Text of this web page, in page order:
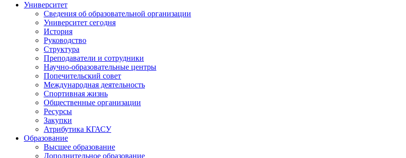
Университет
Сведения об образовательной организации
Университет сегодня
История
Руководство
Структура
Преподаватели и сотрудники
Научно-образовательные центры
Попечительский совет
Международная деятельность
Спортивная жизнь
Общественные организации
Ресурсы
Закупки
Атрибутика КГАСУ
Образование
Высшее образование
Дополнительное образование